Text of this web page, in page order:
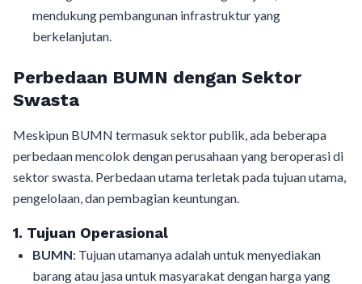
mendukung pembangunan infrastruktur yang
berkelanjutan.
Perbedaan BUMN dengan Sektor
Swasta
Meskipun BUMN termasuk sektor publik, ada beberapa
perbedaan mencolok dengan perusahaan yang beroperasi di
sektor swasta. Perbedaan utama terletak pada tujuan utama,
pengelolaan, dan pembagian keuntungan.
1. Tujuan Operasional
BUMN: Tujuan utamanya adalah untuk menyediakan
barang atau jasa untuk masyarakat dengan harga yang